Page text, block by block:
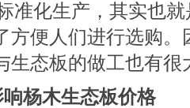
准化生产，其实也
方便人们进行选购
生态板的做工也有很
响杨木生态板价格